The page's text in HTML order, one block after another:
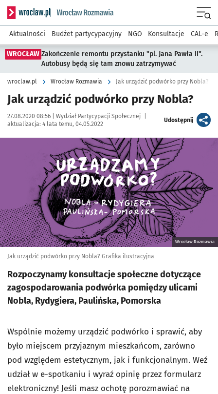
Serwis informacyjny wroclaw.pl podserwis: Rozmawia
Aktualności Budżet partycypacyjny NGO Konsultacje CAL-e
WROCŁAW Zakończenie remontu przystanku "pl. Jana Pawła II".
Autobusy będą się tam znowu zatrzymywać
wroclaw.pl Wrocław Rozmawia Jak urządzić podwórko przy Nobla?
Jak urządzić podwórko przy Nobla?
Data publikacji:
27.08.2020 08:56 | Autor:
Wydział Partycypacji Społecznej
aktualizacja: 4 lata temu, 04.05.2022
Udostępnijartykuł
Wrocław Rozmawia
Jak urządzić podwórko przy Nobla? Grafika ilustracyjna
Rozpoczynamy konsultacje społeczne dotyczące
zagospodarowania podwórka pomiędzy ulicami
Nobla, Rydygiera, Paulińska, Pomorska
Wspólnie możemy urządzić podwórko i sprawić, aby
było miejscem przyjaznym mieszkańcom, zarówno
pod względem estetycznym, jak i funkcjonalnym. Weź
udział w e-spotkaniu i wyraź opinię przez formularz
elektroniczny! Jeśli masz ochotę porozmawiać na